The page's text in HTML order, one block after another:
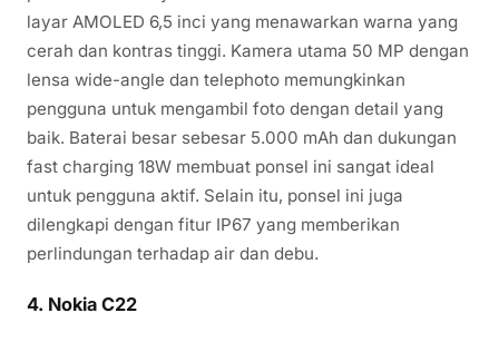
layar AMOLED 6,5 inci yang menawarkan warna yang
cerah dan kontras tinggi. Kamera utama 50 MP dengan
lensa wide-angle dan telephoto memungkinkan
pengguna untuk mengambil foto dengan detail yang
baik. Baterai besar sebesar 5.000 mAh dan dukungan
fast charging 18W membuat ponsel ini sangat ideal
untuk pengguna aktif. Selain itu, ponsel ini juga
dilengkapi dengan fitur IP67 yang memberikan
perlindungan terhadap air dan debu.
4. Nokia C22